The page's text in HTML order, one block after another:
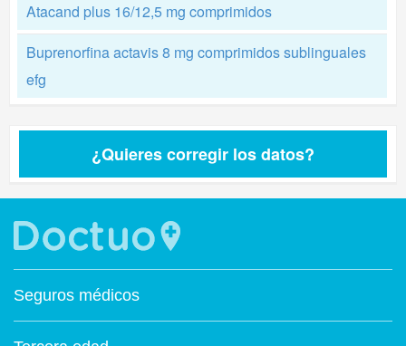
Atacand plus 16/12,5 mg comprimidos
Buprenorfina actavis 8 mg comprimidos sublinguales
efg
¿Quieres corregir los datos?
Seguros médicos